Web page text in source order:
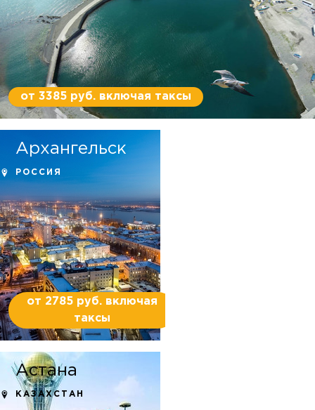
от 3385 руб. включая таксы
Архангельск
РОССИЯ
от 2785 руб. включая
таксы
Астана
КАЗАХСТАН